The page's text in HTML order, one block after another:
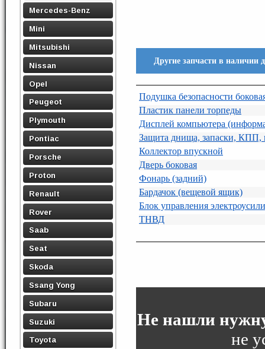
Mercedes-Benz
Mini
Mitsubishi
Nissan
Opel
Peugeot
Plymouth
Pontiac
Porsche
Proton
Renault
Rover
Saab
Seat
Skoda
Ssang Yong
Subaru
Suzuki
Toyota
Другие запчасти в наличии
Подушка безопасности
Пластик панели торпеды
Дисплей компьютера
Защита днища, запаски, КПП,
Коллектор впускной
Дверь боковая
Фонарь (задний)
Бардачок (вещевой ящик)
Блок управления
ТНВД
Не нашли
не